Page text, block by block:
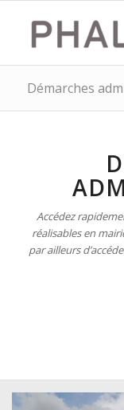
Démarches
Accédez
réalisables en
par ailleurs